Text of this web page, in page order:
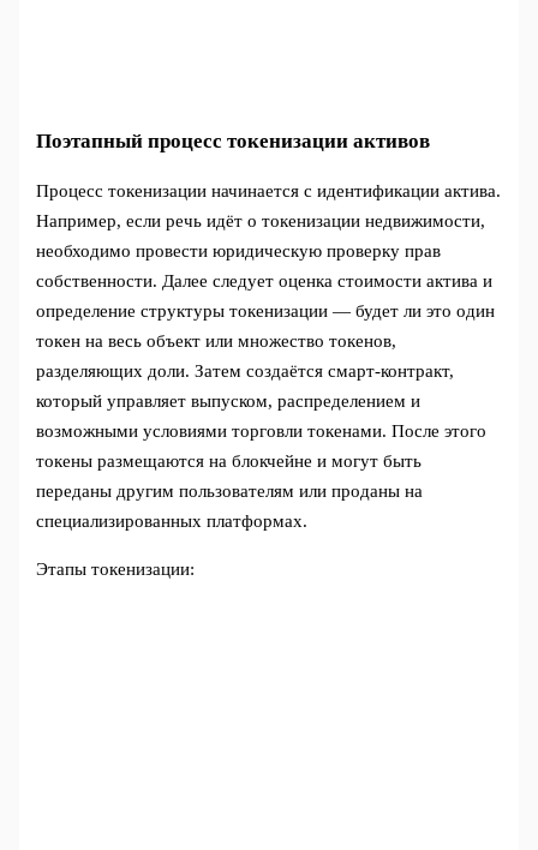
Поэтапный процесс токенизации активов
Процесс токенизации начинается с идентификации актива.
Например, если речь идёт о токенизации недвижимости,
необходимо провести юридическую проверку прав
собственности. Далее следует оценка стоимости актива и
определение структуры токенизации — будет ли это один
токен на весь объект или множество токенов,
разделяющих доли. Затем создаётся смарт-контракт,
который управляет выпуском, распределением и
возможными условиями торговли токенами. После этого
токены размещаются на блокчейне и могут быть
переданы другим пользователям или проданы на
специализированных платформах.
Этапы токенизации: